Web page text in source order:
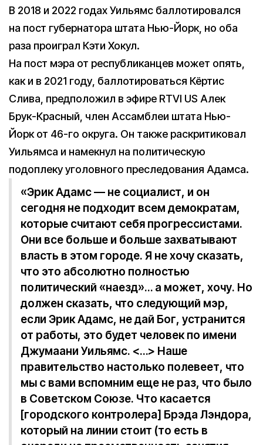
В 2018 и 2022 годах Уильямс баллотировался
на пост губернатора штата Нью-Йорк, но оба
раза проиграл Кэти Хокул.
На пост мэра от республиканцев может опять,
как и в 2021 году, баллотироваться Кёртис
Слива, предположил в эфире RTVI US Алек
Брук-Красный, член Ассамблеи штата Нью-
Йорк от 46-го округа. Он также раскритиковал
Уильямса и намекнул на политическую
подоплеку уголовного преследования Адамса.
«Эрик Адамс — не социалист, и он
сегодня не подходит всем демократам,
которые считают себя прогрессистами.
Они все больше и больше захватывают
власть в этом городе. Я не хочу сказать,
что это абсолютно полностью
политический «наезд»… а может, хочу. Но
должен сказать, что следующий мэр,
если Эрик Адамс, не дай Бог, устранится
от работы, это будет человек по имени
Джумаани Уильямс. <…> Наше
правительство настолько полевеет, что
мы с вами вспомним еще не раз, что было
в Советском Союзе. Что касается
[городского контролера] Брэда Лэндора,
который на линии стоит (то есть в